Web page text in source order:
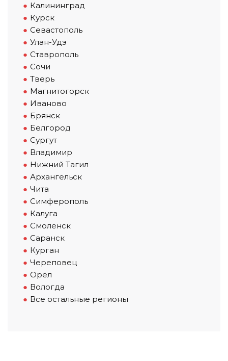
Калининград
Курск
Севастополь
Улан-Удэ
Ставрополь
Сочи
Тверь
Магнитогорск
Иваново
Брянск
Белгород
Сургут
Владимир
Нижний Тагил
Архангельск
Чита
Симферополь
Калуга
Смоленск
Саранск
Курган
Череповец
Орёл
Вологда
Все остальные регионы